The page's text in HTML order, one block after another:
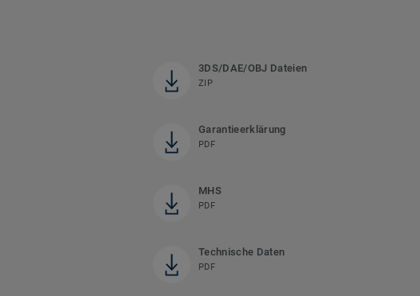
3DS/DAE/OBJ Dateien
ZIP
Garantieerklärung
PDF
MHS
PDF
Technische Daten
PDF